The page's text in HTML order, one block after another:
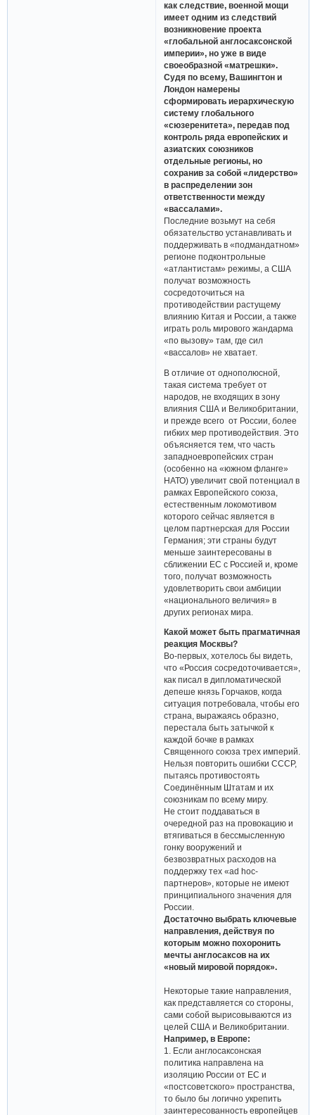
как следствие, военной мощи
имеет одним из следствий
возникновение проекта
«глобальной англосаксонской
империи», но уже в виде
своеобразной «матрешки».
Судя по всему, Вашингтон и
Лондон намерены
сформировать иерархическую
систему глобального
«сюзеренитета», передав под
контроль ряда европейских и
азиатских союзников
отдельные регионы, но
сохранив за собой «лидерство»
в распределении зон
ответственности между
«вассалами».
Последние возьмут на себя
обязательство устанавливать и
поддерживать в «подмандатном»
регионе подконтрольные
«атлантистам» режимы, а США
получат возможность
сосредоточиться на
противодействии растущему
влиянию Китая и России, а также
играть роль мирового жандарма
«по вызову» там, где сил
«вассалов» не хватает.
В отличие от однополюсной,
такая система требует от
народов, не входящих в зону
влияния США и Великобритании,
и прежде всего от России, более
гибких мер противодействия. Это
объясняется тем, что часть
западноевропейских стран
(особенно на «южном фланге»
НАТО) увеличит свой потенциал в
рамках Европейского союза,
естественным локомотивом
которого сейчас является в
целом партнерская для России
Германия; эти страны будут
меньше заинтересованы в
сближении ЕС с Россией и, кроме
того, получат возможность
удовлетворить свои амбиции
«национального величия» в
других регионах мира.
Какой может быть прагматичная
реакция Москвы?
Во-первых, хотелось бы видеть,
что «Россия сосредоточивается»,
как писал в дипломатической
депеше князь Горчаков, когда
ситуация потребовала, чтобы его
страна, выражаясь образно,
перестала быть затычкой к
каждой бочке в рамках
Священного союза трех империй.
Нельзя повторить ошибки СССР,
пытаясь противостоять
Соединённым Штатам и их
союзникам по всему миру.
Не стоит поддаваться в
очередной раз на провокацию и
втягиваться в бессмысленную
гонку вооружений и
безвозвратных расходов на
поддержку тех «ad hoc-
партнеров», которые не имеют
принципиального значения для
России.
Достаточно выбрать ключевые
направления, действуя по
которым можно похоронить
мечты англосаксов на их
«новый мировой порядок».
Некоторые такие направления,
как представляется со стороны,
сами собой вырисовываются из
целей США и Великобритании.
Например, в Европе:
1. Если англосаксонская
политика направлена на
изоляцию России от ЕС и
«постсоветского» пространства,
то было бы логично укрепить
заинтересованность европейцев